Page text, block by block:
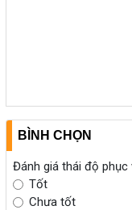
BÌNH CHỌN
Đánh giá thái độ phục
Tốt
Chưa tốt